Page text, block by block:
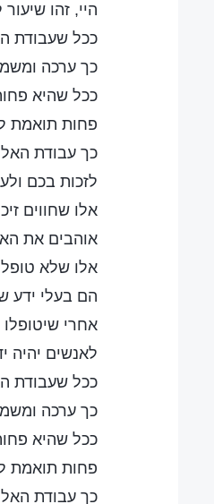
היי, זהו
ככל שעבודת
כך ערכה
ככל שהיא
פחות תואמת
כך עבודת
לזכות בכם
אלו שחווים
אוהבים את
אלו שלא
הם בעלי ידע
אחרי
לאנשים יהיה
ככל שעבודת
כך ערכה
ככל שהיא
פחות תואמת
כך עבודת